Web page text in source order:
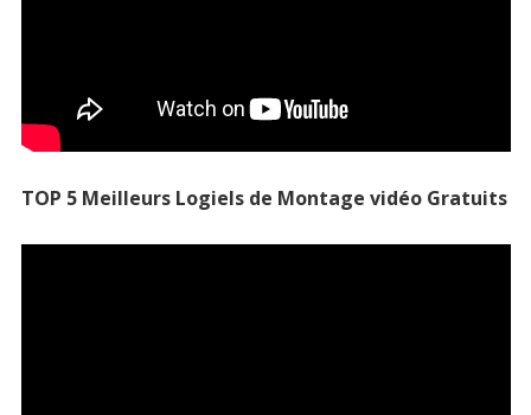
TOP 5 Meilleurs Logiels de Montage vidéo Gratuits